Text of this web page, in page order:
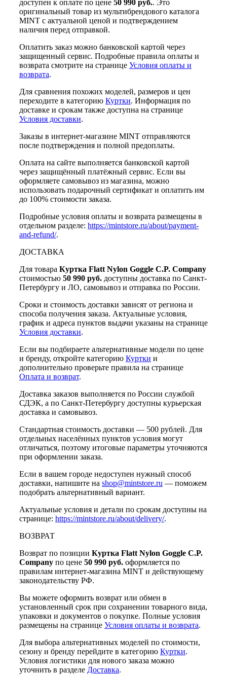
доступен к оплате по цене 50 990 руб.. Это
оригинальный товар из мультибрендового каталога
MINT с актуальной ценой и подтверждением
наличия перед отправкой.
Оплатить заказ можно банковской картой через
защищенный сервис. Подробные правила оплаты и
возврата смотрите на странице Условия оплаты и
возврата.
Для сравнения похожих моделей, размеров и цен
переходите в категорию Куртки. Информация по
доставке и срокам также доступна на странице
Условия доставки.
Заказы в интернет-магазине MINT отправляются
после подтверждения и полной предоплаты.
Оплата на сайте выполняется банковской картой
через защищённый платёжный сервис. Если вы
оформляете самовывоз из магазина, можно
использовать подарочный сертификат и оплатить им
до 100% стоимости заказа.
Подробные условия оплаты и возврата размещены в
отдельном разделе: https://mintstore.ru/about/payment-
and-refund/.
ДОСТАВКА
Для товара Куртка Flatt Nylon Goggle C.P. Company
стоимостью 50 990 руб. доступны доставка по Санкт-
Петербургу и ЛО, самовывоз и отправка по России.
Сроки и стоимость доставки зависят от региона и
способа получения заказа. Актуальные условия,
график и адреса пунктов выдачи указаны на странице
Условия доставки.
Если вы подбираете альтернативные модели по цене
и бренду, откройте категорию Куртки и
дополнительно проверьте правила на странице
Оплата и возврат.
Доставка заказов выполняется по России службой
СДЭК, а по Санкт-Петербургу доступны курьерская
доставка и самовывоз.
Стандартная стоимость доставки — 500 рублей. Для
отдельных населённых пунктов условия могут
отличаться, поэтому итоговые параметры уточняются
при оформлении заказа.
Если в вашем городе недоступен нужный способ
доставки, напишите на shop@mintstore.ru — поможем
подобрать альтернативный вариант.
Актуальные условия и детали по срокам доступны на
странице: https://mintstore.ru/about/delivery/.
ВОЗВРАТ
Возврат по позиции Куртка Flatt Nylon Goggle C.P.
Company по цене 50 990 руб. оформляется по
правилам интернет-магазина MINT и действующему
законодательству РФ.
Вы можете оформить возврат или обмен в
установленный срок при сохранении товарного вида,
упаковки и документов о покупке. Полные условия
размещены на странице Условия оплаты и возврата.
Для выбора альтернативных моделей по стоимости,
сезону и бренду перейдите в категорию Куртки.
Условия логистики для нового заказа можно
уточнить в разделе Доставка.